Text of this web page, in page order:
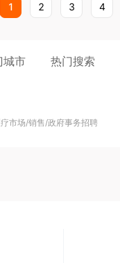
1 2 3 4
城市 热门搜索
市场/销售/政府事务招聘